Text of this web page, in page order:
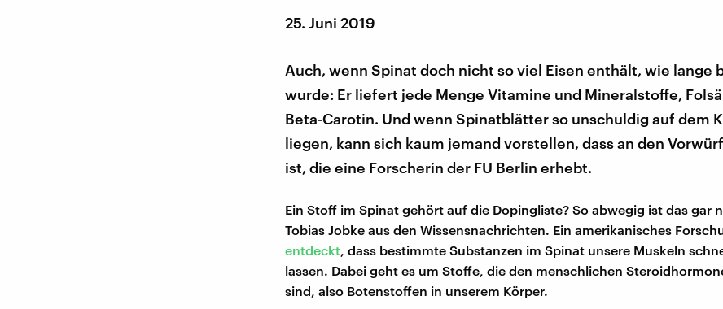
25. Juni 2019
Auch, wenn Spinat doch nicht so viel Eisen enthält, wie lange
wurde: Er liefert jede Menge Vitamine und Mineralstoffe,
Beta-Carotin. Und wenn Spinatblätter so unschuldig auf dem
liegen, kann sich kaum jemand vorstellen, dass an den
ist, die eine Forscherin der FU Berlin erhebt.
Ein Stoff im Spinat gehört auf die Dopingliste? So abwegig ist das gar
Tobias Jobke aus den Wissensnachrichten. Ein amerikanisches
entdeckt, dass bestimmte Substanzen im Spinat unsere Muskeln
lassen. Dabei geht es um Stoffe, die den menschlichen
sind, also Botenstoffen in unserem Körper.